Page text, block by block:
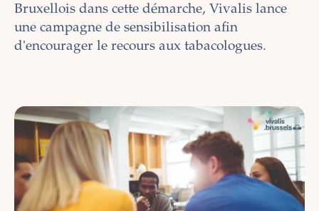
Bruxellois dans cette démarche, Vivalis lance
une campagne de sensibilisation afin
d'encourager le recours aux tabacologues.